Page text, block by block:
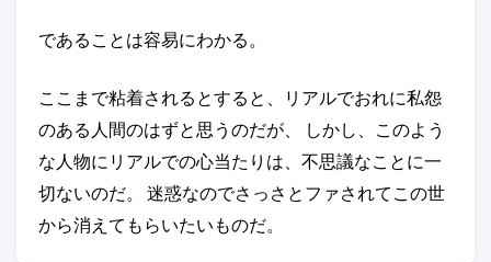
であることは容易にわかる。
ここまで粘着されるとすると、リアルでおれに私怨
のある人間のはずと思うのだが、 しかし、このよう
な人物にリアルでの心当たりは、不思議なことに一
切ないのだ。 迷惑なのでさっさとファされてこの世
から消えてもらいたいものだ。